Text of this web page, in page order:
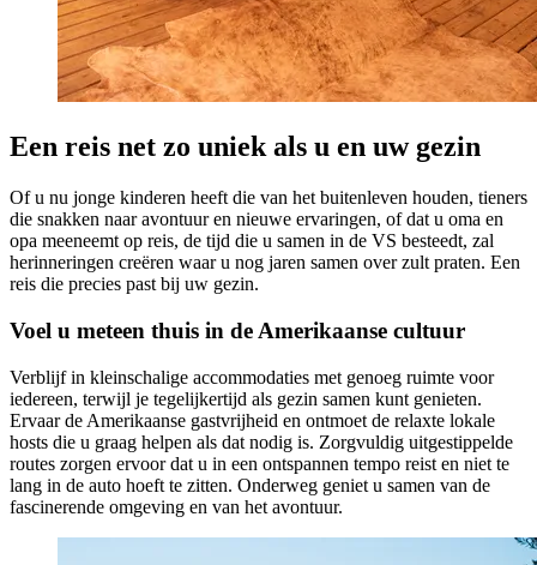
Een reis net zo uniek als u en uw gezin
Of u nu jonge kinderen heeft die van het buitenleven houden, tieners
die snakken naar avontuur en nieuwe ervaringen, of dat u oma en
opa meeneemt op reis, de tijd die u samen in de VS besteedt, zal
herinneringen creëren waar u nog jaren samen over zult praten. Een
reis die precies past bij uw gezin.
Voel u meteen thuis in de Amerikaanse cultuur
Verblijf in kleinschalige accommodaties met genoeg ruimte voor
iedereen, terwijl je tegelijkertijd als gezin samen kunt genieten.
Ervaar de Amerikaanse gastvrijheid en ontmoet de relaxte lokale
hosts die u graag helpen als dat nodig is. Zorgvuldig uitgestippelde
routes zorgen ervoor dat u in een ontspannen tempo reist en niet te
lang in de auto hoeft te zitten. Onderweg geniet u samen van de
fascinerende omgeving en van het avontuur.